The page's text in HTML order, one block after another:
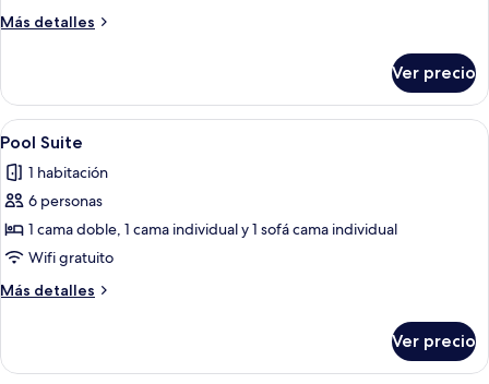
2
(Black)
Más detalles
Más
Deluxe
con
2
individuales
(Black)
Ver precio
Abrir
todas
las
fotos
de
Pool
Suite
Habitación de hotel con una cama
5
Pool Suite
1 habitación
6 personas
1 cama doble, 1 cama individual y 1 sofá cama individual
Wifi gratuito
Más detalles
Más
Suite
Ver precio